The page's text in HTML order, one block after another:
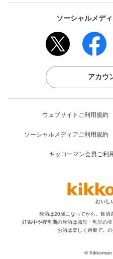
ソーシャルメデ
アカウ
ウェブサイトご利用規約
ソーシャルメディアご利用規約
キッコーマン会員ご利
飲酒は20歳になってから。飲酒
妊娠中や授乳期の飲酒は胎児・乳児の発
お酒は楽しく適量で。
© Kikkoman